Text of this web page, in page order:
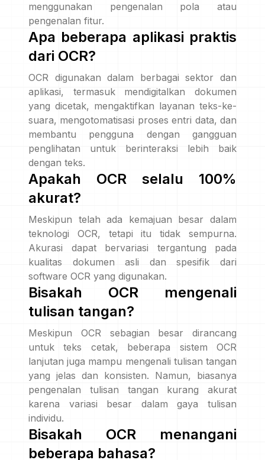
menggunakan pengenalan pola atau
pengenalan fitur.
Apa beberapa aplikasi praktis
dari OCR?
OCR digunakan dalam berbagai sektor dan
aplikasi, termasuk mendigitalkan dokumen
yang dicetak, mengaktifkan layanan teks-ke-
suara, mengotomatisasi proses entri data, dan
membantu pengguna dengan gangguan
penglihatan untuk berinteraksi lebih baik
dengan teks.
Apakah OCR selalu 100%
akurat?
Meskipun telah ada kemajuan besar dalam
teknologi OCR, tetapi itu tidak sempurna.
Akurasi dapat bervariasi tergantung pada
kualitas dokumen asli dan spesifik dari
software OCR yang digunakan.
Bisakah OCR mengenali
tulisan tangan?
Meskipun OCR sebagian besar dirancang
untuk teks cetak, beberapa sistem OCR
lanjutan juga mampu mengenali tulisan tangan
yang jelas dan konsisten. Namun, biasanya
pengenalan tulisan tangan kurang akurat
karena variasi besar dalam gaya tulisan
individu.
Bisakah OCR menangani
beberapa bahasa?